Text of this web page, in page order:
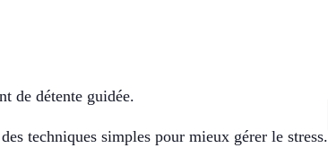
de détente guidée.
techniques simples pour mieux gérer le stress.